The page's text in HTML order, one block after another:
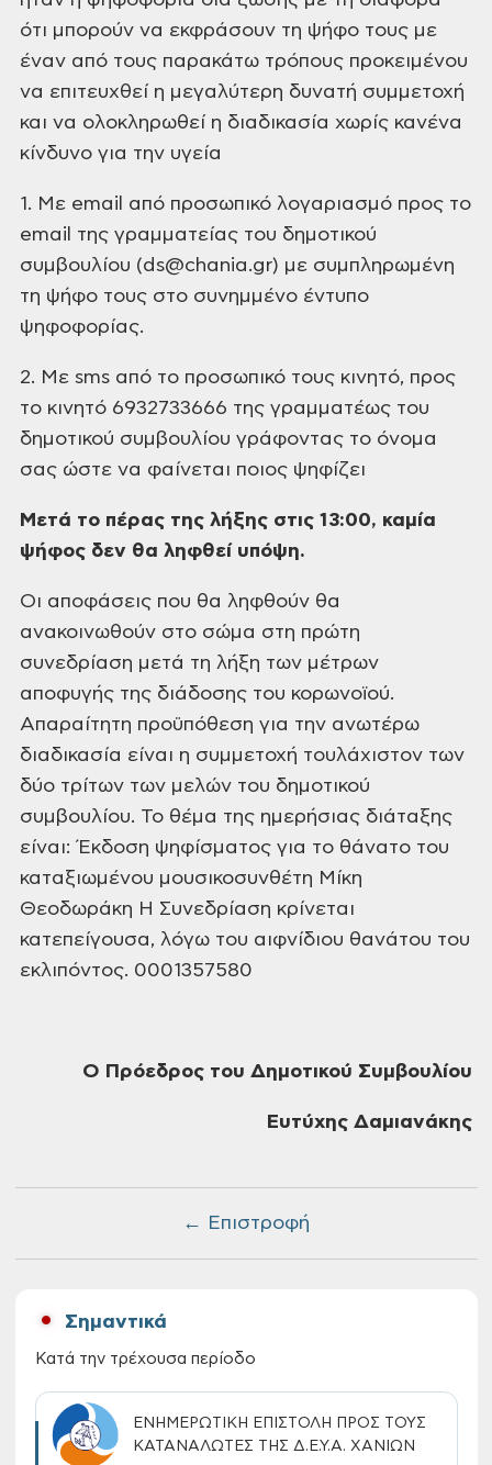
← Επιστροφή
ότι μπορούν να εκφράσουν τη ψήφο τους με
έναν από τους παρακάτω τρόπους προκειμένου
να επιτευχθεί η μεγαλύτερη δυνατή συμμετοχή
και να ολοκληρωθεί η διαδικασία χωρίς κανένα
κίνδυνο για την υγεία
1. Με email από προσωπικό λογαριασμό προς το
email της γραμματείας του δημοτικού
συμβουλίου (ds@chania.gr) με συμπληρωμένη
τη ψήφο τους στο συνημμένο έντυπο
ψηφοφορίας.
2. Με sms από το προσωπικό τους κινητό, προς
το κινητό 6932733666 της γραμματέως του
δημοτικού συμβουλίου γράφοντας το όνομα
σας ώστε να φαίνεται ποιος ψηφίζει
Μετά το πέρας της λήξης στις 13:00, καμία
ψήφος δεν θα ληφθεί υπόψη.
Οι αποφάσεις που θα ληφθούν θα
ανακοινωθούν στο σώμα στη πρώτη
συνεδρίαση μετά τη λήξη των μέτρων
αποφυγής της διάδοσης του κορωνοϊού.
Απαραίτητη προϋπόθεση για την ανωτέρω
διαδικασία είναι η συμμετοχή τουλάχιστον των
δύο τρίτων των μελών του δημοτικού
συμβουλίου. Το θέμα της ημερήσιας διάταξης
είναι: Έκδοση ψηφίσματος για το θάνατο του
καταξιωμένου μουσικοσυνθέτη Μίκη
Θεοδωράκη Η Συνεδρίαση κρίνεται
κατεπείγουσα, λόγω του αιφνίδιου θανάτου του
εκλιπόντος. 0001357580
Ο Πρόεδρος του Δημοτικού Συμβουλίου
Ευτύχης Δαμιανάκης
Σημαντικά
Κατά την τρέχουσα περίοδο
ΕΝΗΜΕΡΩΤΙΚΗ ΕΠΙΣΤΟΛΗ ΠΡΟΣ ΤΟΥΣ
ΚΑΤΑΝΑΛΩΤΕΣ ΤΗΣ Δ.Ε.Υ.Α. ΧΑΝΙΩΝ